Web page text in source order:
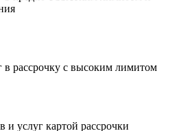
в рассрочку с высоким лимитом
и услуг картой рассрочки